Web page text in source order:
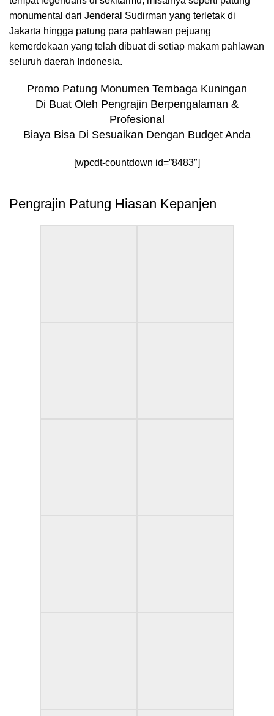
monumental dari Jenderal Sudirman yang terletak di
Jakarta hingga patung para pahlawan pejuang
kemerdekaan yang telah dibuat di setiap makam pahlawan
seluruh daerah Indonesia.
Promo Patung Monumen Tembaga Kuningan
Di Buat Oleh Pengrajin Berpengalaman &
Profesional
Biaya Bisa Di Sesuaikan Dengan Budget Anda
[wpcdt-countdown id=”8483″]
Pengrajin Patung Hiasan Kepanjen